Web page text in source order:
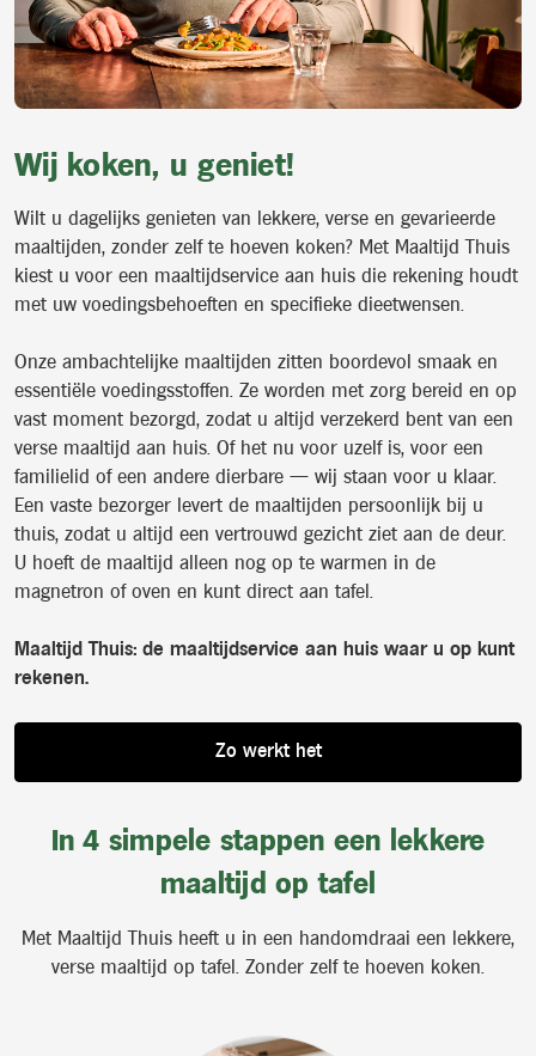
Wij koken, u geniet!
Wilt u dagelijks genieten van lekkere, verse en gevarieerde
maaltijden, zonder zelf te hoeven koken? Met Maaltijd Thuis
kiest u voor een maaltijdservice aan huis die rekening houdt
met uw voedingsbehoeften en specifieke dieetwensen.
Onze ambachtelijke maaltijden zitten boordevol smaak en
essentiële voedingsstoffen. Ze worden met zorg bereid en op
vast moment bezorgd, zodat u altijd verzekerd bent van een
verse maaltijd aan huis. Of het nu voor uzelf is, voor een
familielid of een andere dierbare — wij staan voor u klaar.
Een vaste bezorger levert de maaltijden persoonlijk bij u
thuis, zodat u altijd een vertrouwd gezicht ziet aan de deur.
U hoeft de maaltijd alleen nog op te warmen in de
magnetron of oven en kunt direct aan tafel.
Maaltijd Thuis: de maaltijdservice aan huis waar u op kunt
rekenen.
Zo werkt het
In 4 simpele stappen een lekkere
maaltijd op tafel
Met Maaltijd Thuis heeft u in een handomdraai een lekkere,
verse maaltijd op tafel. Zonder zelf te hoeven koken.